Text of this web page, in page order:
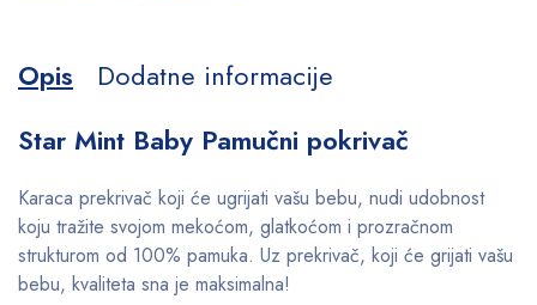
Opis
Dodatne informacije
Star Mint Baby Pamučni pokrivač
Karaca prekrivač koji će ugrijati vašu bebu, nudi udobnost
koju tražite svojom mekoćom, glatkoćom i prozračnom
strukturom od 100% pamuka. Uz prekrivač, koji će grijati vašu
bebu, kvaliteta sna je maksimalna!